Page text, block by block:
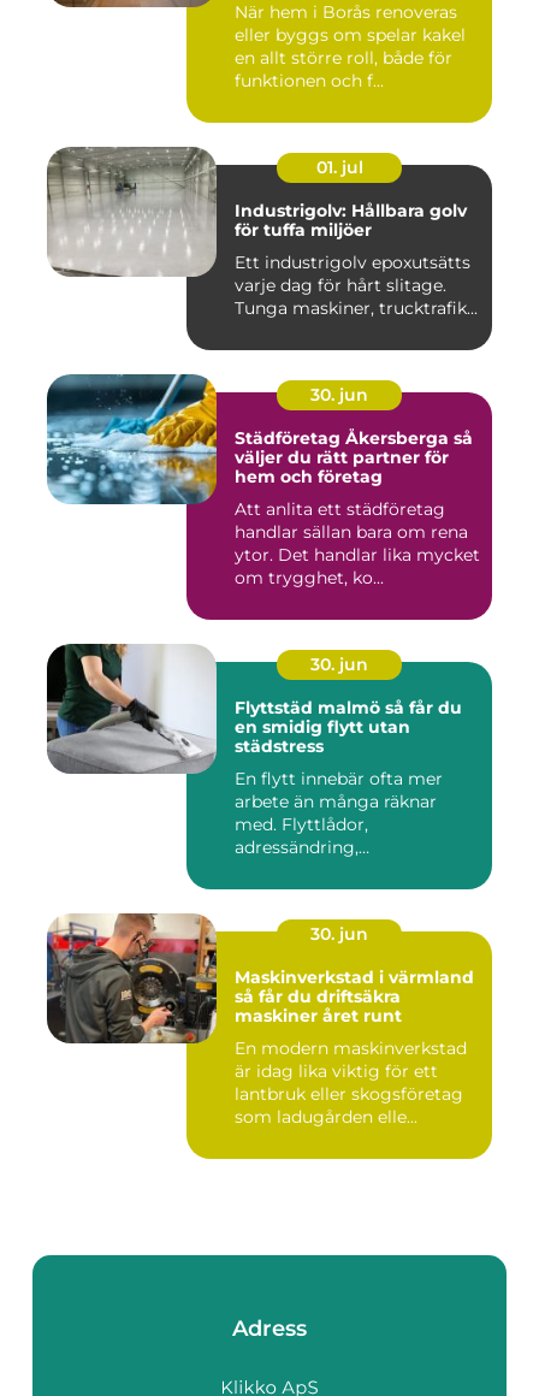
När hem i Borås renoveras
eller byggs om spelar kakel
en allt större roll, både för
funktionen och f...
01. jul
Industrigolv: Hållbara golv
för tuffa miljöer
Ett industrigolv epoxutsätts
varje dag för hårt slitage.
Tunga maskiner, trucktrafik...
30. jun
Städföretag Åkersberga så
väljer du rätt partner för
hem och företag
Att anlita ett städföretag
handlar sällan bara om rena
ytor. Det handlar lika mycket
om trygghet, ko...
30. jun
Flyttstäd malmö så får du
en smidig flytt utan
städstress
En flytt innebär ofta mer
arbete än många räknar
med. Flyttlådor,
adressändring,
30. jun
Maskinverkstad i värmland
så får du driftsäkra
maskiner året runt
En modern maskinverkstad
är idag lika viktig för ett
lantbruk eller skogsföretag
som ladugården elle...
Adress